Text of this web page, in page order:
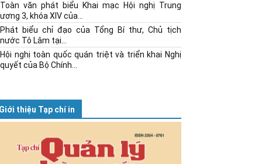
Toàn văn phát biểu Khai mạc Hội nghị Trung
ương 3, khóa XIV của...
Phát biểu chỉ đạo của Tổng Bí thư, Chủ tịch
nước Tô Lâm tại...
Hội nghị toàn quốc quán triệt và triển khai Nghị
quyết của Bộ Chính...
Giới thiệu Tạp chí in